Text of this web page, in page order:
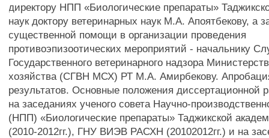
директору НПП «Биологические препараты»
наук доктору ветеринарных наук М.А. Апоятбекову, а
существенной помощи в организации проведения
противоэпизоотических мероприятий - начальнику
Государственного ветеринарного надзора
хозяйства (СГВН МСХ) РТ М.А. Амирбекову.
результатов. Основные положения диссертационной
на заседаниях ученого совета Научно-
(НПП) «Биологические препараты» Таджикской
(2010-2012гг.), ГНУ ВИЭВ РАСХН (20102012гг.) и на